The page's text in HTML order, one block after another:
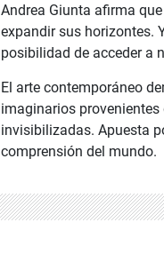
Andrea Giunta afirma
expandir sus horizontes.
posibilidad de acceder a
El arte contemporáneo
imaginarios
invisibilizadas. Apuesta
comprensión del mundo.